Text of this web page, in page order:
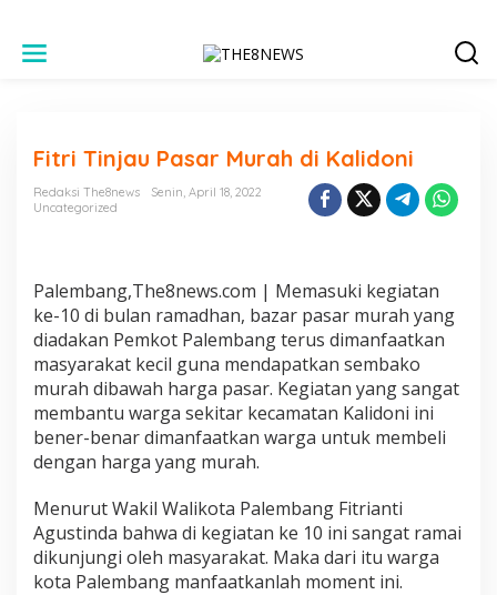
Fitri Tinjau Pasar Murah di Kalidoni
Redaksi The8news
Senin, April 18, 2022
Uncategorized
Palembang,The8news.com | Memasuki kegiatan
ke-10 di bulan ramadhan, bazar pasar murah yang
diadakan Pemkot Palembang terus dimanfaatkan
masyarakat kecil guna mendapatkan sembako
murah dibawah harga pasar. Kegiatan yang sangat
membantu warga sekitar kecamatan Kalidoni ini
bener-benar dimanfaatkan warga untuk membeli
dengan harga yang murah.
Menurut Wakil Walikota Palembang Fitrianti
Agustinda bahwa di kegiatan ke 10 ini sangat ramai
dikunjungi oleh masyarakat. Maka dari itu warga
kota Palembang manfaatkanlah moment ini.